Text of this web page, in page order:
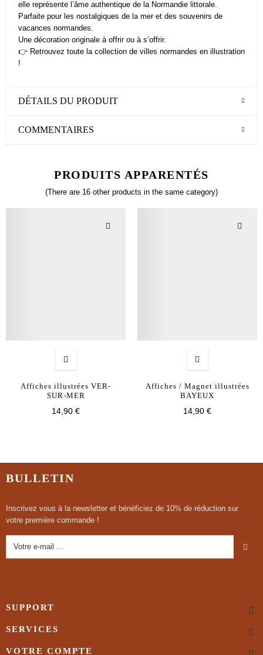
elle représente l’âme authentique de la Normandie littorale.
Parfaite pour les nostalgiques de la mer et des souvenirs de
vacances normandes.
Une décoration originale à offrir ou à s’offrir.
👉 Retrouvez toute la collection de villes normandes en illustration
!
DÉTAILS DU PRODUIT
COMMENTAIRES
PRODUITS APPARENTÉS
(There are 16 other products in the same category)
Affiches illustrées VER-
SUR-MER
14,90 €
Affiches / Magnet illustrées
BAYEUX
14,90 €
BULLETIN
Inscrivez vous à la newsletter et bénéficiez de 10% de réduction sur
votre première commande !
SUPPORT
SERVICES
VOTRE COMPTE